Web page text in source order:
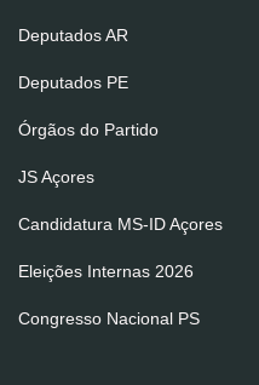
Deputados AR
Deputados PE
Órgãos do Partido
JS Açores
Candidatura MS-ID Açores
Eleições Internas 2026
Congresso Nacional PS